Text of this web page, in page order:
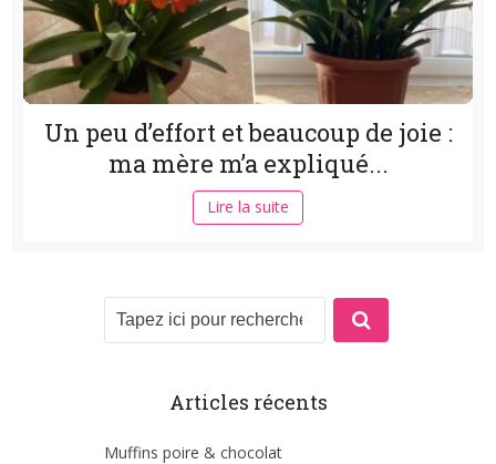
Un peu d’effort et beaucoup de joie :
ma mère m’a expliqué...
Lire la suite
Articles récents
Muffins poire & chocolat